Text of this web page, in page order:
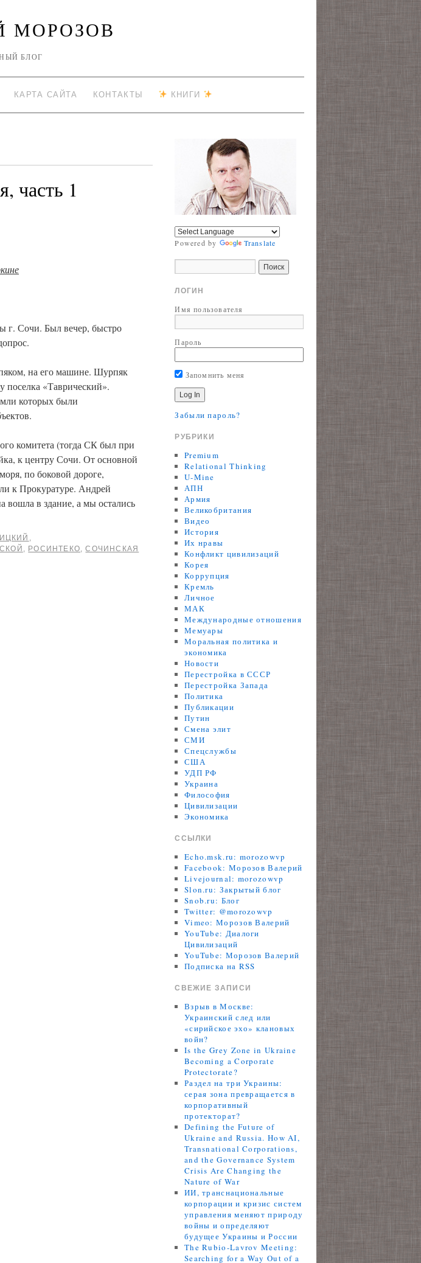
МОРОЗОВ
БЛОГ
КАРТА САЙТА КОНТАКТЫ КНИГИ
часть 1
г. Сочи. Был вечер, быстро
на его машине. Шурпяк
поселка «Таврический».
которых были
комитета (тогда СК был при
к центру Сочи. От основной
по боковой дороге,
к Прокуратуре. Андрей
вошла в здание, а мы остались
,
, РОСИНТЕКО,СОЧИНСКАЯ
Powered by Translate
ЛОГИН
Имя пользователя
Пароль
Запомнить меня
Забыли пароль?
РУБРИКИ
Premium
Relational Thinking
U-Mine
АПН
Армия
Великобритания
Видео
История
Их нравы
Конфликт цивилизаций
Корея
Коррупция
Кремль
Личное
МАК
Международные отношения
Мемуары
Моральная политика и
экономика
Новости
Перестройка в СССР
Перестройка Запада
Политика
Публикации
Путин
Смена элит
СМИ
Спецслужбы
США
УДП РФ
Украина
Философия
Цивилизации
Экономика
ССЫЛКИ
Echo.msk.ru: morozowvp
Facebook: Морозов Валерий
Livejournal: morozowvp
Slon.ru: Закрытый блог
Snob.ru: Блог
Twitter: @morozowvp
Vimeo: Морозов Валерий
YouTube: Диалоги
Цивилизаций
YouTube: Морозов Валерий
Подписка на RSS
СВЕЖИЕ ЗАПИСИ
Взрыв в Москве:
Украинский след или
«сирийское эхо» клановых
войн?
Is the Grey Zone in Ukraine
Becoming a Corporate
Protectorate?
Раздел на три Украины:
серая зона превращается в
корпоративный
протекторат?
Defining the Future of
Ukraine and Russia. How AI,
Transnational Corporations,
and the Governance System
Crisis Are Changing the
Nature of War
ИИ, транснациональные
корпорации и кризис систем
управления меняют природу
войны и определяют
будущее Украины и России
The Rubio-Lavrov Meeting:
Searching for a Way Out of a